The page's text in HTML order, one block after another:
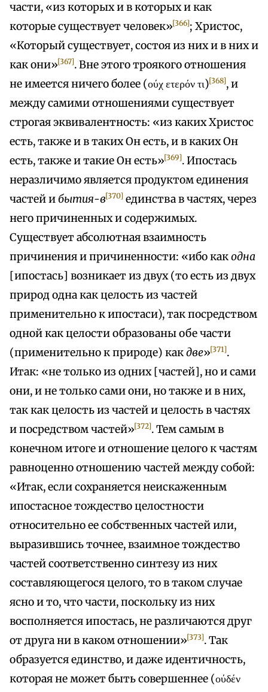
части, «из которых и в которых и как
которые существует человек»[366]; Христос,
«Который существует, состоя из них и в них и
как они»[367]. Вне этого троякого отношения
не имеется ничего более (ούχ ετερόν τι)[368], и
между самими отношениями существует
строгая эквивалентность: «из каких Христос
есть, также и в таких Он есть, и в каких Он
есть, также и такие Он есть»[369]. Ипостась
неразличимо является продуктом единения
частей ибытия-в[370] единства в частях, через
него причиненных и содержимых.
Существует абсолютная взаимность
причинения и причиненности: «ибо какодна
[ипостась] возникает из двух (то есть из двух
природ одна как целость из частей
применительно к ипостаси), так посредством
одной как целости образованы обе части
(применительно к природе) какдве»[371].
Итак: «не только из одних [частей], но и сами
они, и не только сами они, но также и в них,
так как целость из частей и целость в частях
и посредством частей»[372]. Тем самым в
конечном итоге и отношение целого к частям
равноценно отношению частей между собой:
«Итак, если сохраняется неискаженным
ипостасное тождество целостности
относительно ее собственных частей или,
выразившись точнее, взаимное тождество
частей соответственно синтезу из них
составляющегося целого, то в таком случае
ясно и то, что части, поскольку из них
восполняется ипостась, не различаются друг
от друга ни в каком отношении»[373]. Так
образуется единство, и даже идентичность,
которая не может быть совершеннее (ούδέν